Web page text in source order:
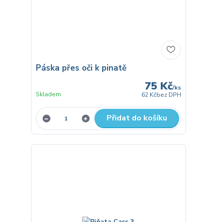
Páska přes oči k pinatě
75 Kč/ks
62 Kčbez DPH
Skladem
Přidat do košíku